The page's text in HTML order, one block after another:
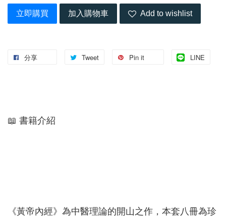
立即購買 加入購物車 Add to wishlist
分享 Tweet Pin it LINE
📖 書籍介紹
《黃帝內經》為中醫理論的開山之作，本套八冊為珍